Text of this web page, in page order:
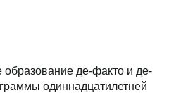
образование де-факто и де-
одиннадцатилетней